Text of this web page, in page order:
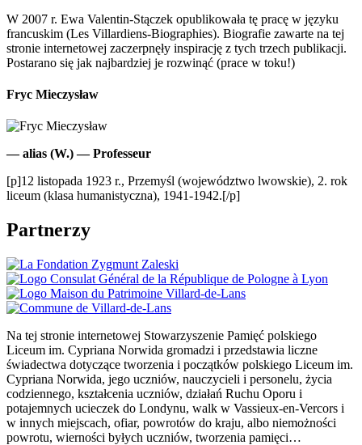
W 2007 r. Ewa Valentin-Stączek opublikowała tę pracę w języku
francuskim (Les Villardiens-Biographies). Biografie zawarte na tej
stronie internetowej zaczerpnęły inspirację z tych trzech publikacji.
Postarano się jak najbardziej je rozwinąć (prace w toku!)
Fryc Mieczysław
— alias (W.) — Professeur
[p]12 listopada 1923 r., Przemyśl (województwo lwowskie), 2. rok
liceum (klasa humanistyczna), 1941-1942.[/p]
Partnerzy
Na tej stronie internetowej Stowarzyszenie Pamięć polskiego
Liceum im. Cypriana Norwida gromadzi i przedstawia liczne
świadectwa dotyczące tworzenia i początków polskiego Liceum im.
Cypriana Norwida, jego uczniów, nauczycieli i personelu, życia
codziennego, kształcenia uczniów, działań Ruchu Oporu i
potajemnych ucieczek do Londynu, walk w Vassieux-en-Vercors i
w innych miejscach, ofiar, powrotów do kraju, albo niemożności
powrotu, wierności byłych uczniów, tworzenia pamięci…